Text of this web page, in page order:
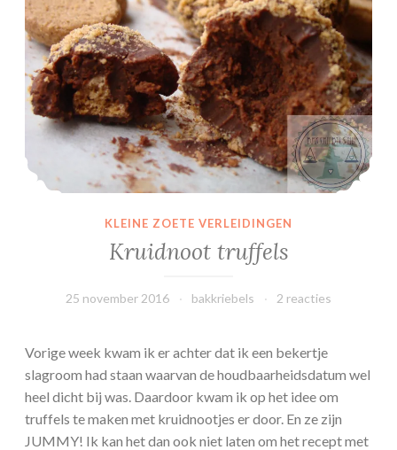
t
j
e
s
c
a
k
e
KLEINE ZOETE VERLEIDINGEN
Kruidnoot truffels
25 november 2016 bakkriebels 2 reacties
Vorige week kwam ik er achter dat ik een bekertje
slagroom had staan waarvan de houdbaarheidsdatum wel
heel dicht bij was. Daardoor kwam ik op het idee om
truffels te maken met kruidnootjes er door. En ze zijn
JUMMY! Ik kan het dan ook niet laten om het recept met